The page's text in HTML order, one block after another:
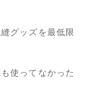
グッズを最低限
使ってなかった